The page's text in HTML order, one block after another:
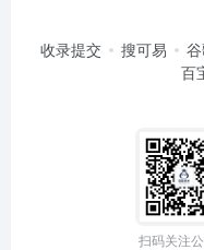
收录提交 搜可易
百
扫码关注